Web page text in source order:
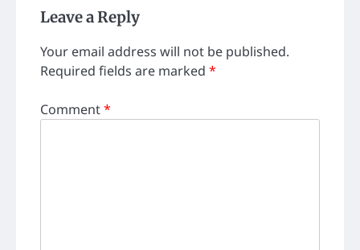
Leave a Reply
Your email address will not be published.
Required fields are marked *
Comment*